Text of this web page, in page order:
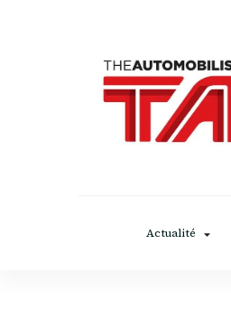
Actualité